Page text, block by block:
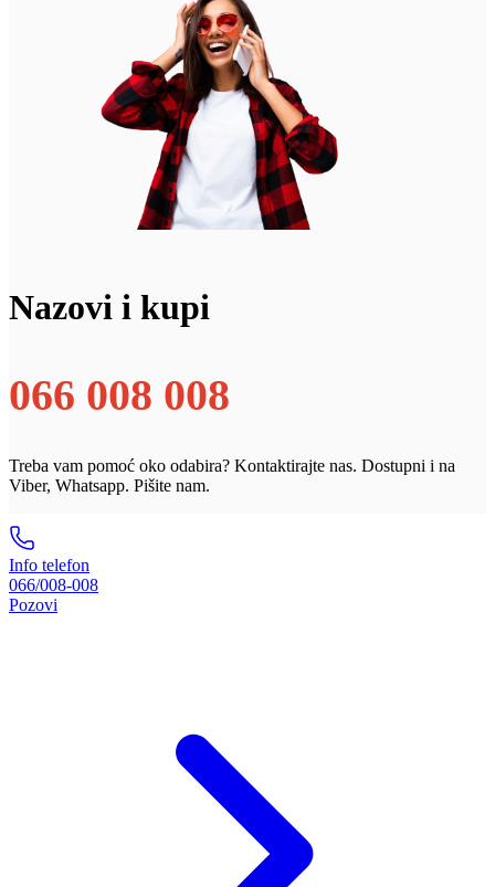
Nazovi i kupi
066 008 008
Treba vam pomoć oko odabira? Kontaktirajte nas. Dostupni i na
Viber, Whatsapp. Pišite nam.
Info telefon
066/008-008
Pozovi